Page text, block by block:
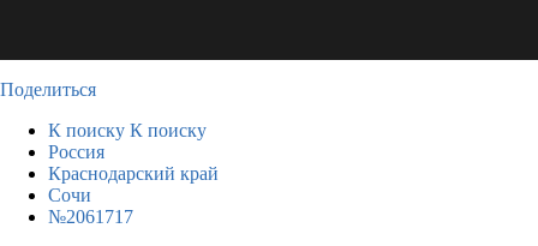
Поделиться
К поиску К поиску
Россия
Краснодарский край
Сочи
№2061717